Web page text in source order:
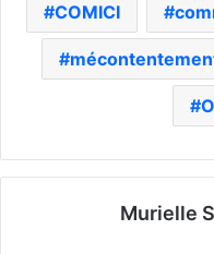
COMICI
Murielle